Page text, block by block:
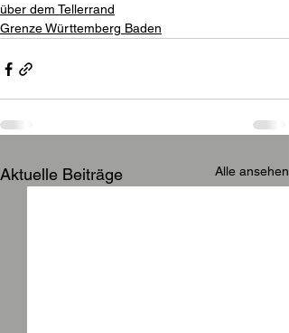
über dem Tellerrand
Grenze Württemberg Baden
Aktuelle Beiträge Alle ansehen